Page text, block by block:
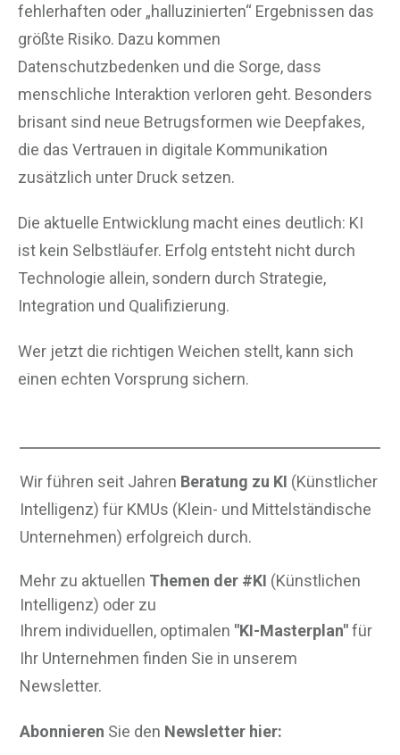
fehlerhaften oder „halluzinierten“ Ergebnissen das
größte Risiko. Dazu kommen
Datenschutzbedenken und die Sorge, dass
menschliche Interaktion verloren geht. Besonders
brisant sind neue Betrugsformen wie Deepfakes,
die das Vertrauen in digitale Kommunikation
zusätzlich unter Druck setzen.
Die aktuelle Entwicklung macht eines deutlich: KI
ist kein Selbstläufer. Erfolg entsteht nicht durch
Technologie allein, sondern durch Strategie,
Integration und Qualifizierung.
Wer jetzt die richtigen Weichen stellt, kann sich
einen echten Vorsprung sichern.
Wir führen seit Jahren Beratung zu KI (Künstlicher
Intelligenz) für KMUs (Klein- und Mittelständische
Unternehmen) erfolgreich durch.
Mehr zu aktuellen Themen der #KI (Künstlichen
Intelligenz) oder zu
Ihrem individuellen, optimalen "KI-Masterplan"für
Ihr Unternehmen finden Sie in unserem
Newsletter.
Abonnieren Sie den Newsletter hier: